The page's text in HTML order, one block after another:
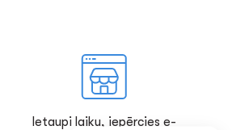
Ietaupi laiku, iepērcies e-